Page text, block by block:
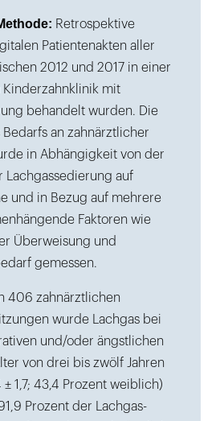
Retrospektive
Patientenakten aller
2012 und 2017 in einer
Kinderzahnklinik mit
behandelt wurden. Die
Bedarfs an zahnärztlicher
in Abhängigkeit von der
Lachgassedierung auf
und in Bezug auf mehrere
Faktoren wie
Überweisung und
gemessen.
406 zahnärztlichen
wurde Lachgas bei
und/oder ängstlichen
von drei bis zwölf Jahren
1,7; 43,4 Prozent weiblich)
Prozent der Lachgas-